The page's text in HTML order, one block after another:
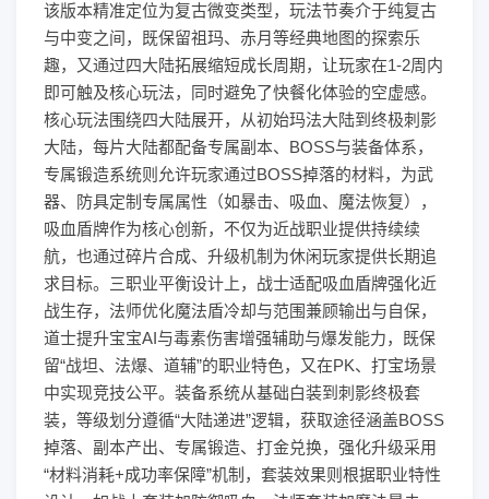
该版本精准定位为复古微变类型，玩法节奏介于纯复古
与中变之间，既保留祖玛、赤月等经典地图的探索乐
趣，又通过四大陆拓展缩短成长周期，让玩家在1-2周内
即可触及核心玩法，同时避免了快餐化体验的空虚感。
核心玩法围绕四大陆展开，从初始玛法大陆到终极刺影
大陆，每片大陆都配备专属副本、BOSS与装备体系，
专属锻造系统则允许玩家通过BOSS掉落的材料，为武
器、防具定制专属属性（如暴击、吸血、魔法恢复），
吸血盾牌作为核心创新，不仅为近战职业提供持续续
航，也通过碎片合成、升级机制为休闲玩家提供长期追
求目标。三职业平衡设计上，战士适配吸血盾牌强化近
战生存，法师优化魔法盾冷却与范围兼顾输出与自保，
道士提升宝宝AI与毒素伤害增强辅助与爆发能力，既保
留“战坦、法爆、道辅”的职业特色，又在PK、打宝场景
中实现竞技公平。装备系统从基础白装到刺影终极套
装，等级划分遵循“大陆递进”逻辑，获取途径涵盖BOSS
掉落、副本产出、专属锻造、打金兑换，强化升级采用
“材料消耗+成功率保障”机制，套装效果则根据职业特性